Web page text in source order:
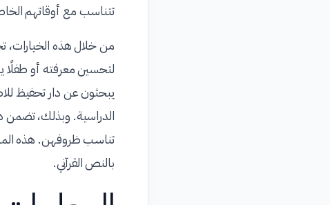
تتناسب مع أوقاتهم
من خلال هذه الخيارات،
لتحسين معرفته أو طفلًا
يبحثون عن دار تحفيظ
الدراسية. وبذلك، تضمن
تناسب ظروفهن. هذه
بالنص القرآني.